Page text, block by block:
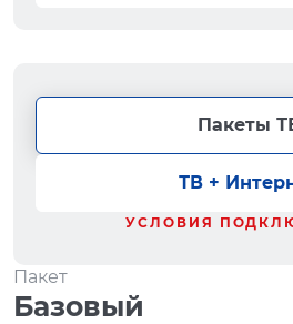
Пакеты
ТВ +
УСЛОВИЯ
Пакет
Базовый